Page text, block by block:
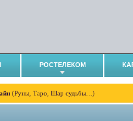
РОСТЕЛЕКОМ
(Руны, Таро, Шар судьбы…)